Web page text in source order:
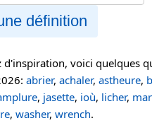
définition
d'inspiration, voici quelques
abrier, achaler, astheure,
, jasette, ioù, licher,
, washer, wrench.